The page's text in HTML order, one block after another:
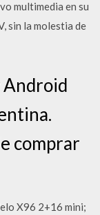
multimedia en su
sin la molestia de
Android
comprar
X96 2+16 mini;